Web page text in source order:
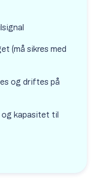
(må sikres med
og driftes på
kapasitet til